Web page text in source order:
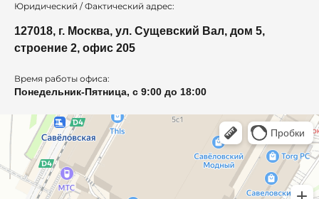
Юридический / Фактический адрес:
127018, г. Москва, ул. Сущевский Вал, дом 5,
строение 2, офис 205
Время работы офиса:
Понедельник-Пятница, с 9:00 до 18:00